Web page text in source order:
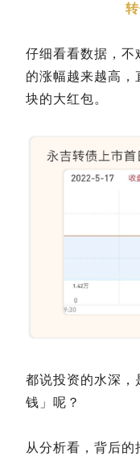
仔细看看数据，不
的涨幅越来越高，
块的大红包。
都说投资的水深，
钱」呢？
从分析看，背后